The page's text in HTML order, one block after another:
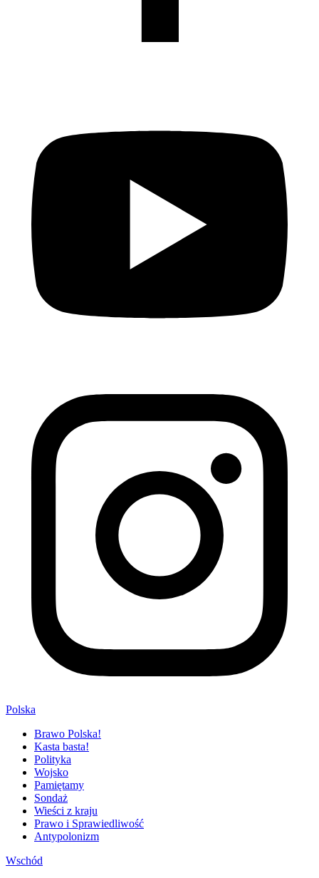
Polska
Brawo Polska!
Kasta basta!
Polityka
Wojsko
Pamiętamy
Sondaż
Wieści z kraju
Prawo i Sprawiedliwość
Antypolonizm
Wschód